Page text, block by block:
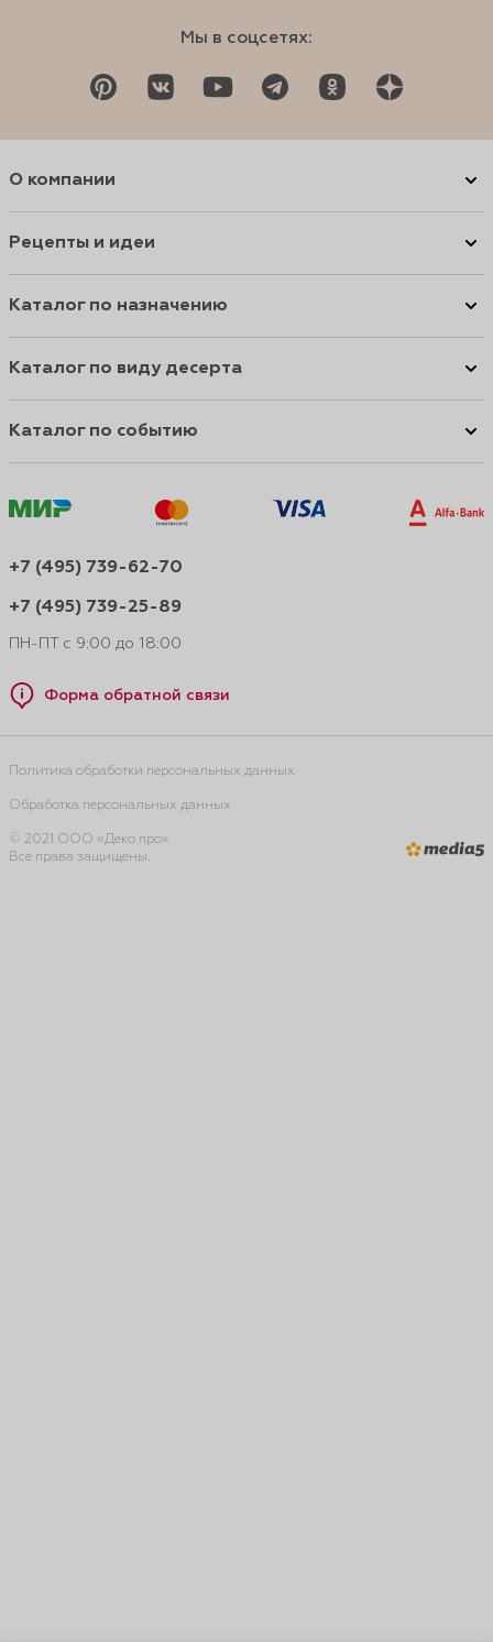
Мы в соцсетях:
О компании
Рецепты и идеи
Каталог по назначению
Каталог по виду десерта
Каталог по событию
+7 (495) 739-62-70
+7 (495) 739-25-89
ПН-ПТ с 9:00 до 18:00
Форма обратной связи
Политика обработки персональных данных
Обработка персональных данных
© 2021 ООО «Деко про».
Все права защищены.